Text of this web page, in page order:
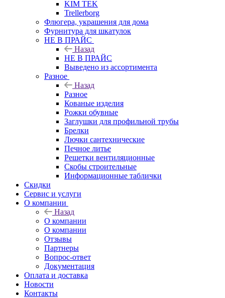
KIM TEK
Trellerborg
Флюгера, украшения для дома
Фурнитура для шкатулок
НЕ В ПРАЙС
Назад
НЕ В ПРАЙС
Выведено из ассортимента
Разное
Назад
Разное
Кованые изделия
Рожки обувные
Заглушки для профильной трубы
Брелки
Лючки сантехнические
Печное литье
Решетки вентиляционные
Скобы строительные
Информационные таблички
Скидки
Сервис и услуги
О компании
Назад
О компании
О компании
Отзывы
Партнеры
Вопрос-ответ
Документация
Оплата и доставка
Новости
Контакты